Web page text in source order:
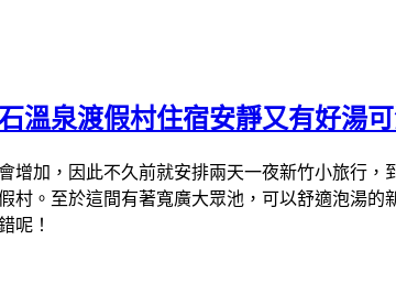
溫泉渡假村住宿安靜又有好湯
增加，因此不久前就安排兩天一夜新竹小旅行
村。至於這間有著寬廣大眾池，可以舒適泡湯
呢！